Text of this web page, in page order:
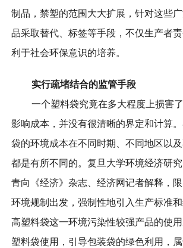
制品，禁塑的范围大大扩展，针对这些
品采取替代、标签等手段，不仅生产者
利于社会环保意识的培养。
实行疏堵结合的监管手段
一个塑料袋究竟在多大程度上损害
影响成本，并没有很清晰的界定和计算
袋的环境成本在不同时期、不同地区以
都是有所不同的。复旦大学环境经济研
青向《经济》杂志、经济网记者解释，
环境规制出发，强制性地引入生产标准
高塑料袋这一环境污染性较强产品的使
塑料袋使用，引导包装袋的绿色利用，